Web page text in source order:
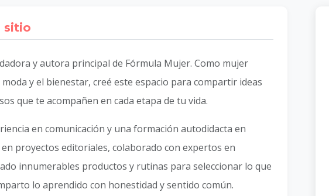
sitio
y autora principal de Fórmula Mujer. Como mujer
y el bienestar, creé este espacio para compartir ideas
que te acompañen en cada etapa de tu vida.
en comunicación y una formación autodidacta en
proyectos editoriales, colaborado con expertos en
innumerables productos y rutinas para seleccionar lo que
lo aprendido con honestidad y sentido común.